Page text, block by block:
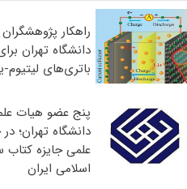
راهکار
دانشگاه تهران
باتری‌های
پنج عضو هیات
دانشگاه تهران؛
علمی جایزه
اسلامی ایران